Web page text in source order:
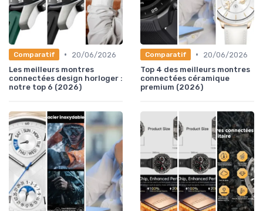
Comparatif •
20/06/2026
Les meilleurs montres
connectées design horloger :
notre top 6 (2026)
Comparatif •
20/06/2026
Top 4 des meilleurs montres
connectées céramique
premium (2026)